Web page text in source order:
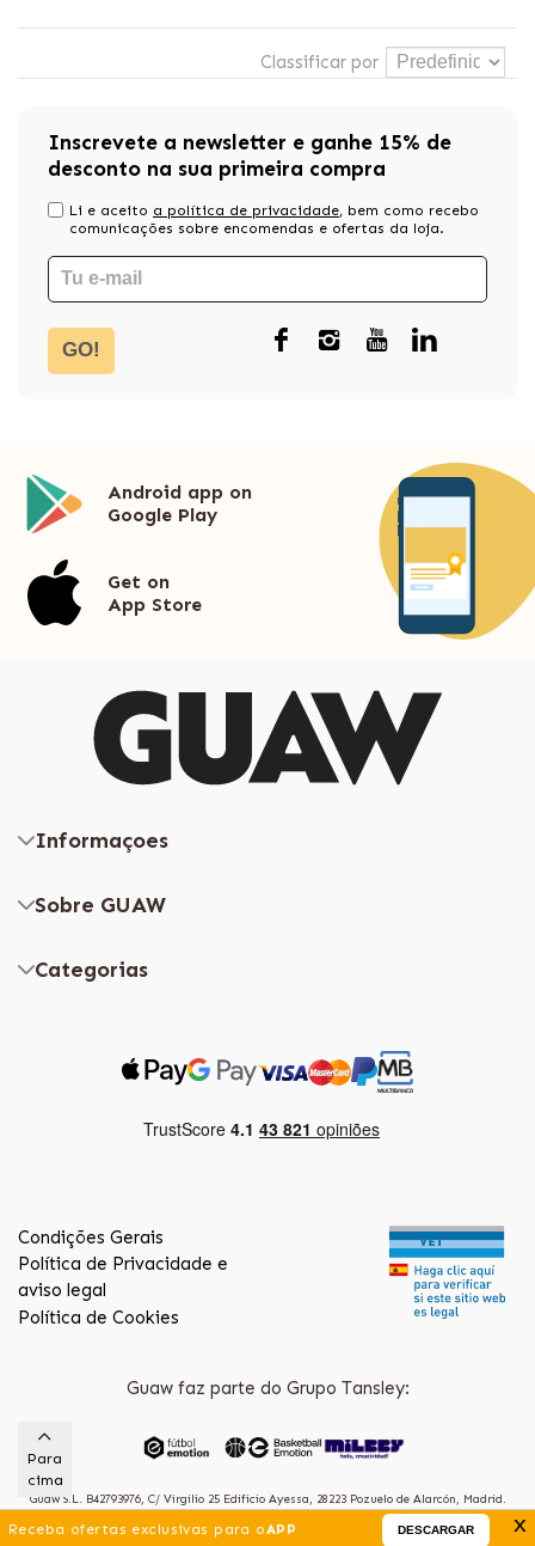
Classificar por
Inscrevete a newsletter e ganhe 15% de
desconto na sua primeira compra
Li e aceito a política de privacidade, bem como recebo
comunicações sobre encomendas e ofertas da loja.
GO!
Receba ofertas exclusivas para oAPP DESCARGAR x
Android app on
Google Play
Get on
App Store
Informaçoes
Sobre GUAW
Categorias
Condições Gerais
Política de Privacidade e
aviso legal
Política de Cookies
Guaw faz parte do Grupo Tansley:
Guaw S.L. B42793976, C/ Virgilio 25 Edificio Ayessa, 28223 Pozuelo de Alarcón, Madrid.
Para
cima